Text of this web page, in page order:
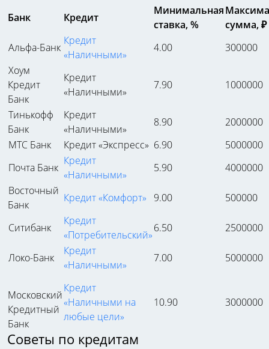
Банк Кредит
Минимальная
ставка, %
сумма, ₽
Альфа-Банк
Кредит
«Наличными»
4.00
300000
Хоум
Кредит
Банк
Кредит
«Наличными»
7.90 1000000
Тинькофф
Банк
Кредит
«Наличными»
8.90
2000000
МТС Банк
Кредит «Экспресс» 6.90
5000000
Почта Банк
Кредит
«Наличными»
5.90
4000000
Восточный
Банк
Кредит «Комфорт» 9.00 500000
Ситибанк
Кредит
«Потребительский»
6.50 2500000
Локо-Банк
Кредит
«Наличными»
7.00 5000000
Московский
Кредитный
Банк
Кредит
«Наличными на
любые цели»
10.90 3000000
Советы по кредитам